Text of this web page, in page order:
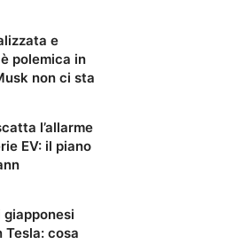
e
polemica in
non ci sta
l’allarme
EV: il piano
giapponesi
Tesla: cosa